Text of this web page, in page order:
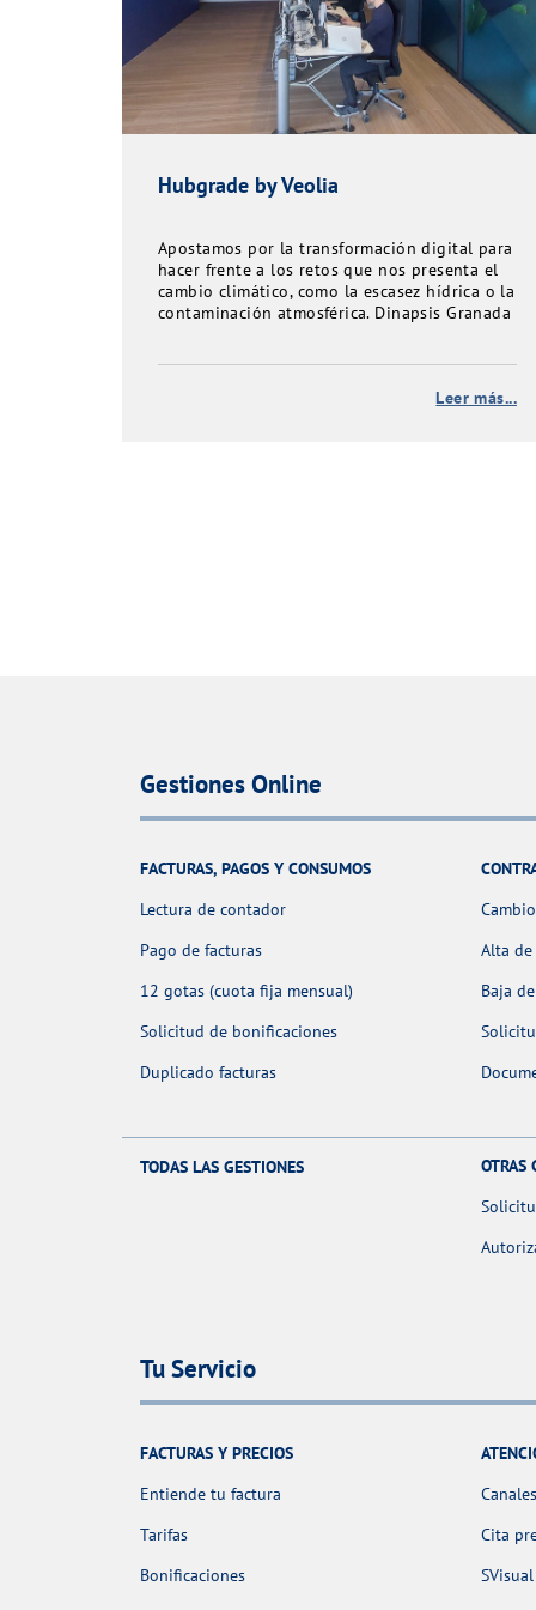
Hubgrade by Veolia
Apostamos por la transformación digital para
hacer frente a los retos que nos presenta el
cambio climático, como la escasez hídrica o la
contaminación atmosférica. Dinapsis Granada
Leer más...
Gestiones Online
FACTURAS, PAGOS Y CONSUMOS
Lectura de contador
Pago de facturas
12 gotas (cuota fija mensual)
Solicitud de bonificaciones
Duplicado facturas
Alta
Baja
TODAS LAS GESTIONES
OTRAS
Tu Servicio
FACTURAS Y PRECIOS
Entiende tu factura
Tarifas
Bonificaciones
Cita
SVisual